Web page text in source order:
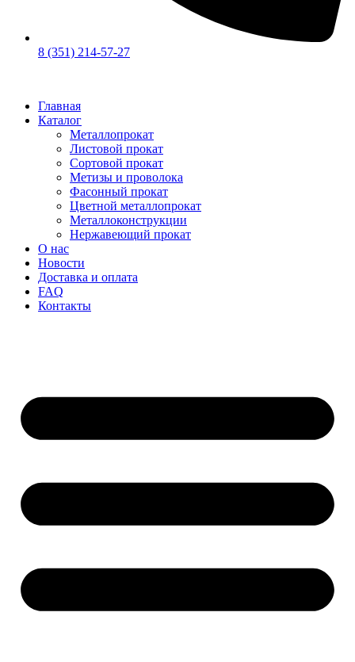
8 (351) 214-57-27
Главная
Каталог
Металлопрокат
Листовой прокат
Сортовой прокат
Метизы и проволока
Фасонный прокат
Цветной металлопрокат
Металлоконструкции
Нержавеющий прокат
О нас
Новости
Доставка и оплата
FAQ
Контакты